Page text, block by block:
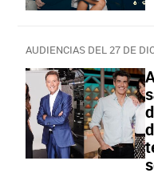
AUDIENCIAS DEL 27 DE